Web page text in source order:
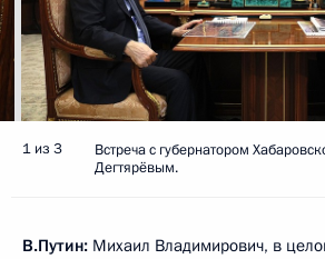
1 из 3
Встреча с губернатором
Дегтярёвым.
В.Путин: Михаил Владимирович, в